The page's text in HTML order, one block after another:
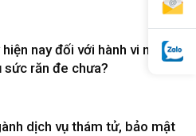
nay đối với hành vi ngoại
sức răn đe chưa?
dịch vụ thám tử, bảo mật